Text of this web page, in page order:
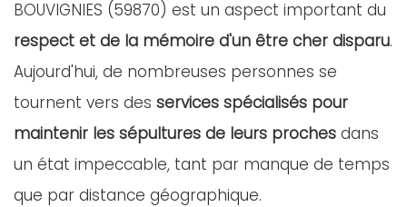
BOUVIGNIES (59870) est un aspect important du
respect et de la mémoire d'un être cher disparu.
Aujourd'hui, de nombreuses personnes se
tournent vers des services spécialisés pour
maintenir les sépultures de leurs proches dans
un état impeccable, tant par manque de temps
que par distance géographique.